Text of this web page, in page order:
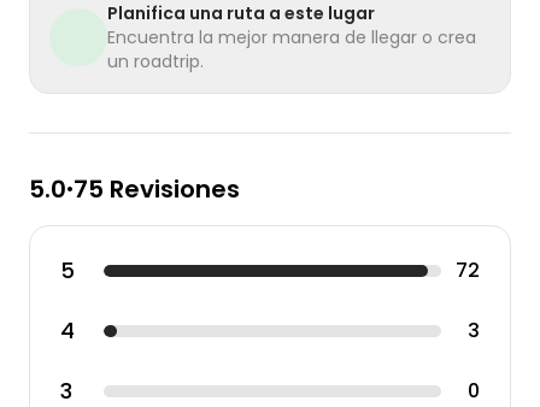
Planifica una ruta a este lugar
Encuentra la mejor manera de llegar o crea
un roadtrip.
5.0•75 Revisiones
5 72
4 3
3 0